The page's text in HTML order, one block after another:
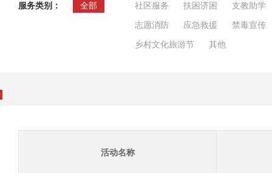
服务类别： 全部 社区服务 扶困济困
支教助学
志愿消防
应急救援
禁毒宣传
乡村文化旅游节
其他
活动名称